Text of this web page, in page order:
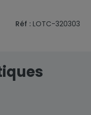
Réf : LOTC-320303